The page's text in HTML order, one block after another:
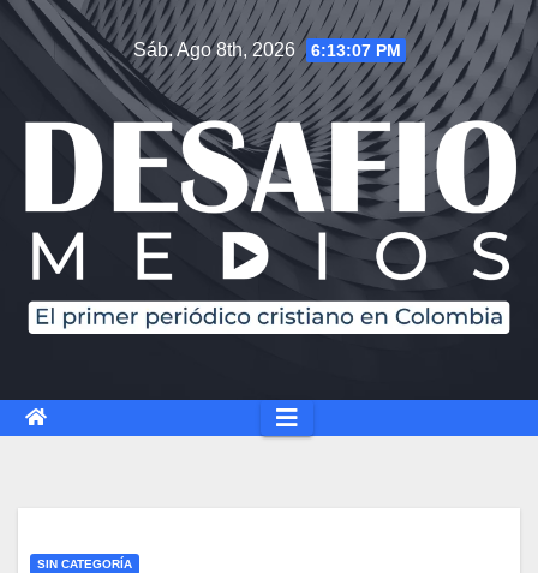
Sáb. Ago 8th, 2026 6:13:08 PM
SIN CATEGORÍA